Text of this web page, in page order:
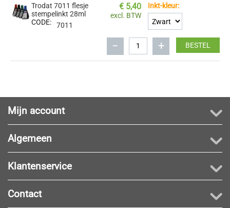
Trodat 7011 flesje
stempelinkt 28ml
CODE:
7011
€ 5,40
excl. BTW
Inkt-kleur:
+
− BESTEL
Mijn account
Algemeen
Klantenservice
Contact